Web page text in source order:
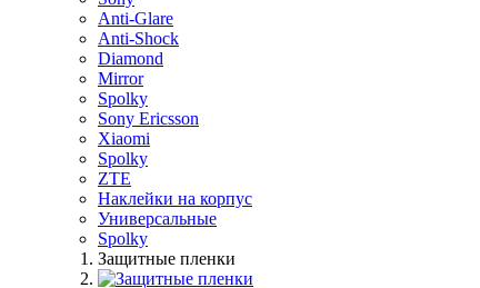
Anti-Glare
Anti-Shock
Diamond
Mirror
Spolky
Sony Ericsson
Xiaomi
Spolky
ZTE
Наклейки на корпус
Универсальные
Spolky
Защитные пленки